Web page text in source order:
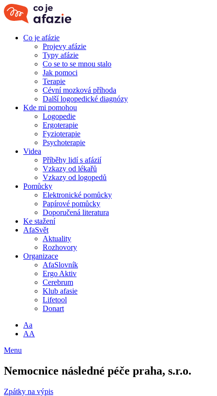
Co je afázie
Projevy afázie
Typy afázie
Co se to se mnou stalo
Jak pomoci
Terapie
Cévní mozková příhoda
Další logopedické diagnózy
Kde mi pomohou
Logopedie
Ergoterapie
Fyzioterapie
Psychoterapie
Videa
Příběhy lidí s afázií
Vzkazy od lékařů
Vzkazy od logopedů
Pomůcky
Elektronické pomůcky
Papírové pomůcky
Doporučená literatura
Ke stažení
AfaSvět
Aktuality
Rozhovory
Organizace
AfaSlovník
Ergo Aktiv
Cerebrum
Klub afasie
Lifetool
Donart
Aa
AA
Menu
Nemocnice následné péče praha, s.r.o.
Zpátky na výpis